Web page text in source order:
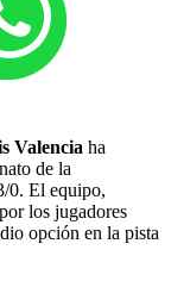
Valencia ha
de la
0. El equipo,
los jugadores
opción en la pista